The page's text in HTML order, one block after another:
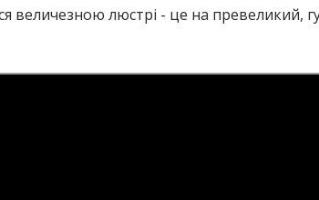
величезною люстрі - це на превеликий,